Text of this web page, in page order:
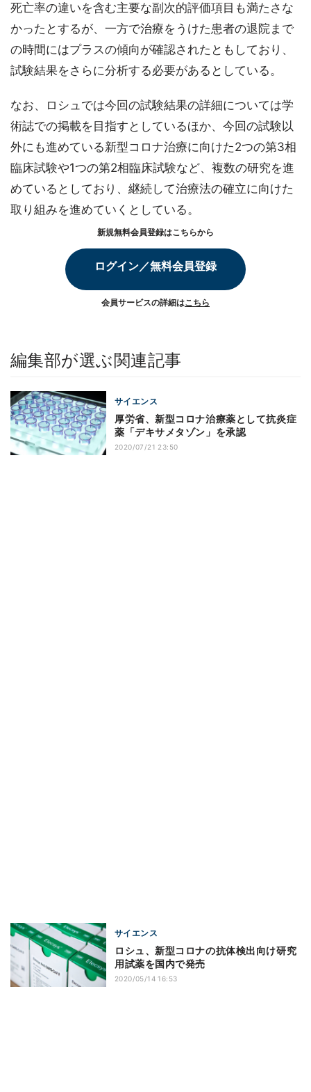
死亡率の違いを含む主要な副次的評価項目も満たさな
かったとするが、一方で治療をうけた患者の退院まで
の時間にはプラスの傾向が確認されたともしており、
試験結果をさらに分析する必要があるとしている。
なお、ロシュでは今回の試験結果の詳細については学
術誌での掲載を目指すとしているほか、今回の試験以
外にも進めている新型コロナ治療に向けた2つの第3相
臨床試験や1つの第2相臨床試験など、複数の研究を進
めているとしており、継続して治療法の確立に向けた
取り組みを進めていくとしている。
新規無料会員登録はこちらから
ログイン／無料会員登録
会員サービスの詳細はこちら
編集部が選ぶ関連記事
サイエンス
厚労省、新型コロナ治療薬として抗炎症
薬「デキサメタゾン」を承認
2020/07/21 23:50
サイエンス
ロシュ、新型コロナの抗体検出向け研究
用試薬を国内で発売
2020/05/14 16:53